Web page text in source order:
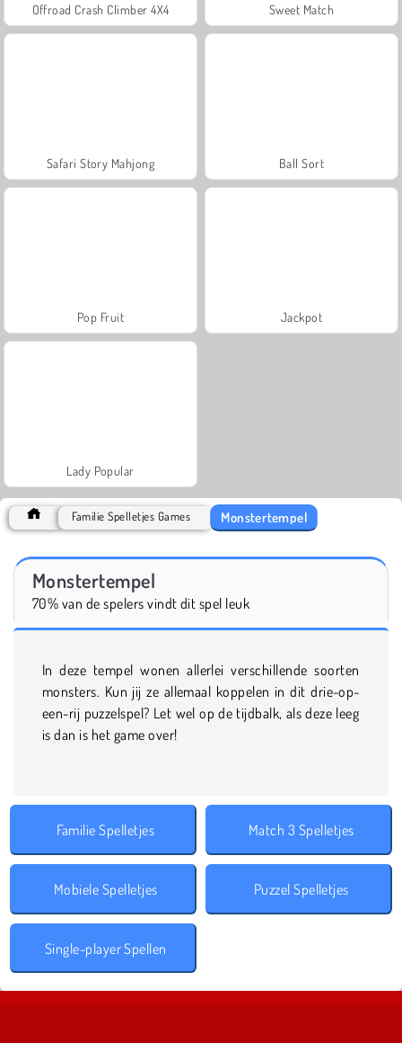
Offroad Crash Climber 4X4 Sweet Match
Safari Story Mahjong Ball Sort
Pop Fruit Jackpot
Lady Popular
Familie Spelletjes Games Monstertempel
Monstertempel
70% van de spelers vindt dit spel leuk
In deze tempel wonen allerlei verschillende soorten
monsters. Kun jij ze allemaal koppelen in dit drie-op-
een-rij puzzelspel? Let wel op de tijdbalk, als deze leeg
is dan is het game over!
Familie Spelletjes Match 3 Spelletjes
Mobiele Spelletjes Puzzel Spelletjes
Single-player Spellen